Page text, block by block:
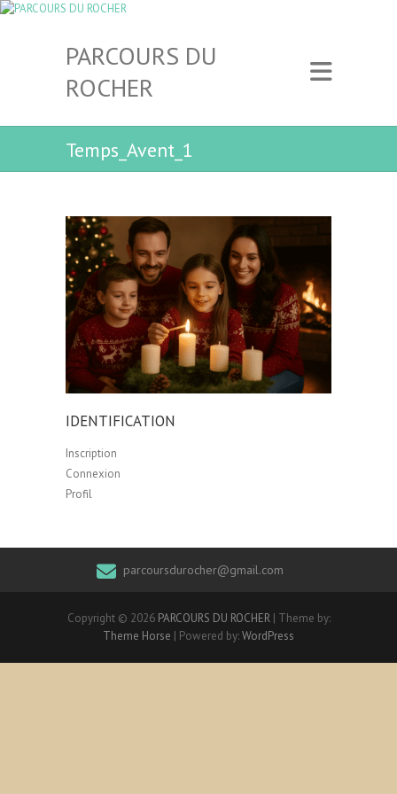
PARCOURS DU
ROCHER
Temps_Avent_1
IDENTIFICATION
Inscription
Connexion
Profil
parcoursdurocher@gmail.com
Copyright © 2026 PARCOURS DU ROCHER| Theme by:
Theme Horse | Powered by:WordPress